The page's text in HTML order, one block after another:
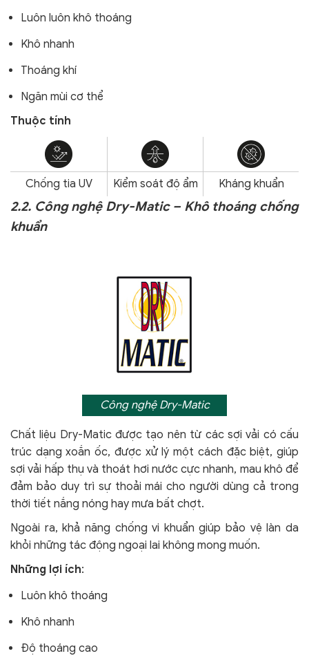
Luôn luôn khô thoáng
Khô nhanh
Thoáng khí
Ngăn mùi cơ thể
Thuộc tính
Chống tia UV Kiểm soát độ ẩm Kháng khuẩn
2.2. Công nghệ Dry-Matic – Khô thoáng chống
khuẩn
Công nghệ Dry-Matic
Chất liệu Dry-Matic được tạo nên từ các sợi vải có cấu
trúc dạng xoắn ốc, được xử lý một cách đặc biệt, giúp
sợi vải hấp thụ và thoát hơi nước cực nhanh, mau khô để
đảm bảo duy trì sự thoải mái cho người dùng cả trong
thời tiết nắng nóng hay mưa bất chợt.
Ngoài ra, khả năng chống vi khuẩn giúp bảo vệ làn da
khỏi những tác động ngoại lai không mong muốn.
Những lợi ích:
Luôn khô thoáng
Khô nhanh
Độ thoáng cao